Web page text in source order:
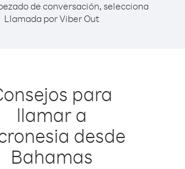
de conversación, selecciona
Llamada por Viber Out
para
llamar a
desde
Bahamas